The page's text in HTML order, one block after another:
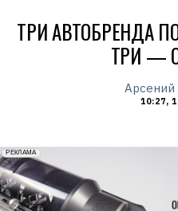
ТРИ АВТОБРЕНДА
ТРИ —
Арсений
10:27,
erid: 2VfnxxmNzs5
РЕКЛАМА